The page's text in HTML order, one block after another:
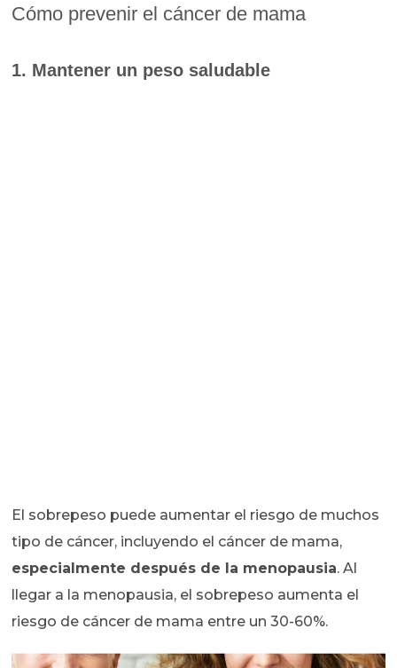
Cómo prevenir el cáncer de mama
1. Mantener un peso saludable
El sobrepeso puede aumentar el riesgo de muchos
tipo de cáncer, incluyendo el cáncer de mama,
especialmente después de la menopausia. Al
llegar a la menopausia, el sobrepeso aumenta el
riesgo de cáncer de mama entre un 30-60%.